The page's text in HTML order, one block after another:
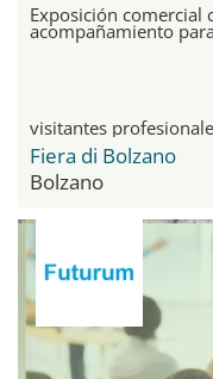
Exposición comercial
acompañamiento
visitantes
Fiera di Bolzano
Bolzano